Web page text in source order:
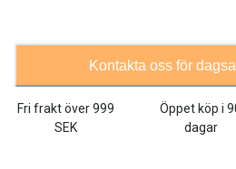
Kontakta oss för
Fri frakt över999
SEK
Öppet köp i
dagar